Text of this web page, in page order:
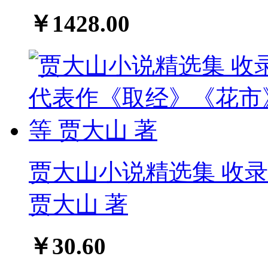
￥1428.00
贾大山小说精选集 收
贾大山 著
￥30.60